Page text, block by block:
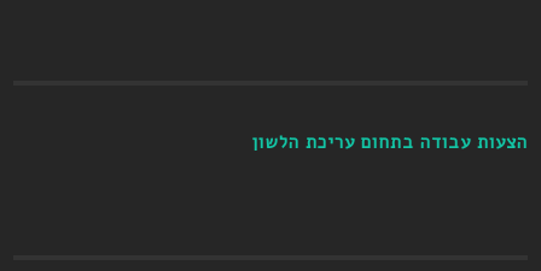
הצעות עבודה בתחום עריכת הלשון